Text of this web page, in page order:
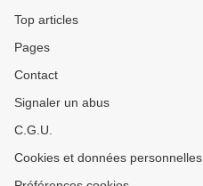
Top articles
Pages
Contact
Signaler un abus
C.G.U.
Cookies et données personnelles